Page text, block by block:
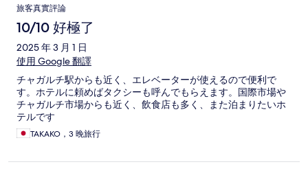
旅客真實評論
10/10 好極了
2025 年 3 月 1 日
使用 Google 翻譯
チャガルチ駅からも近く、エレベーターが使えるので便利で
す。ホテルに頼めばタクシーも呼んでもらえます。国際市場や
チャガルチ市場からも近く、飲食店も多く、また泊まりたいホ
テルです
TAKAKO，3 晚旅行